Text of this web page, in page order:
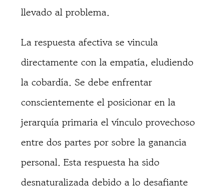
llevado al problema.
La respuesta afectiva se vincula
directamente con la empatía, eludiendo
la cobardía. Se debe enfrentar
conscientemente el posicionar en la
jerarquía primaria el vínculo provechoso
entre dos partes por sobre la ganancia
personal. Esta respuesta ha sido
desnaturalizada debido a lo desafiante